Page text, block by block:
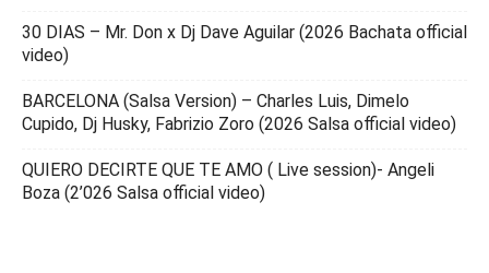
30 DIAS – Mr. Don x Dj Dave Aguilar (2026 Bachata official
video)
BARCELONA (Salsa Version) – Charles Luis, Dimelo
Cupido, Dj Husky, Fabrizio Zoro (2026 Salsa official video)
QUIERO DECIRTE QUE TE AMO ( Live session)- Angeli
Boza (2’026 Salsa official video)